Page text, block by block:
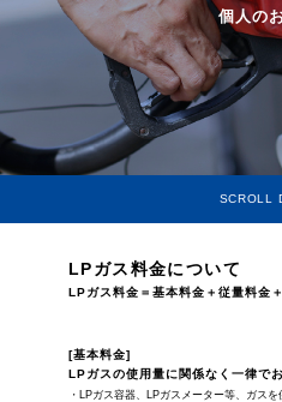
個人の
SCROLL
LPガス料金について
LPガス料金＝基本料金＋従量料金
[基本料金]
LPガスの使用量に関係なく一律で
LPガス容器、LPガスメーター等、ガスを